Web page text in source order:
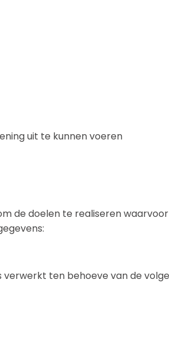
uit te kunnen voeren
de doelen te realiseren
ten behoeve van de